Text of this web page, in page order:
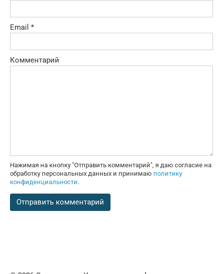
Email *
Комментарий
Нажимая на кнопку "Отправить комментарий", я даю согласие на
обработку персональных данных и принимаю политику
конфиденциальности.